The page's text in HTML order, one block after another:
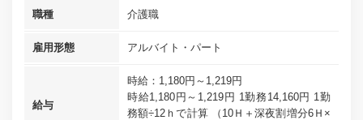
職種 介護職
雇用形態 アルバイト・パート
給与
時給：1,180円～1,219円
時給1,180円～1,219円 1勤務14,160円 1勤
務額÷12ｈで計算 （10Ｈ＋深夜割増分6Ｈ×